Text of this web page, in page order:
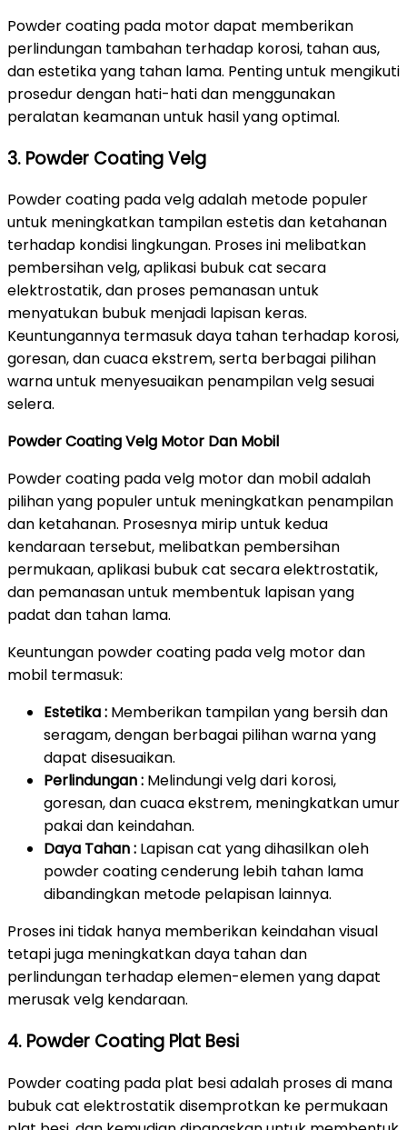
Powder coating pada motor dapat memberikan
perlindungan tambahan terhadap korosi, tahan aus,
dan estetika yang tahan lama. Penting untuk mengikuti
prosedur dengan hati-hati dan menggunakan
peralatan keamanan untuk hasil yang optimal.
3. Powder Coating Velg
Powder coating pada velg adalah metode populer
untuk meningkatkan tampilan estetis dan ketahanan
terhadap kondisi lingkungan. Proses ini melibatkan
pembersihan velg, aplikasi bubuk cat secara
elektrostatik, dan proses pemanasan untuk
menyatukan bubuk menjadi lapisan keras.
Keuntungannya termasuk daya tahan terhadap korosi,
goresan, dan cuaca ekstrem, serta berbagai pilihan
warna untuk menyesuaikan penampilan velg sesuai
selera.
Powder Coating Velg Motor Dan Mobil
Powder coating pada velg motor dan mobil adalah
pilihan yang populer untuk meningkatkan penampilan
dan ketahanan. Prosesnya mirip untuk kedua
kendaraan tersebut, melibatkan pembersihan
permukaan, aplikasi bubuk cat secara elektrostatik,
dan pemanasan untuk membentuk lapisan yang
padat dan tahan lama.
Keuntungan powder coating pada velg motor dan
mobil termasuk:
Estetika : Memberikan tampilan yang bersih dan
seragam, dengan berbagai pilihan warna yang
dapat disesuaikan.
Perlindungan : Melindungi velg dari korosi,
goresan, dan cuaca ekstrem, meningkatkan umur
pakai dan keindahan.
Daya Tahan : Lapisan cat yang dihasilkan oleh
powder coating cenderung lebih tahan lama
dibandingkan metode pelapisan lainnya.
Proses ini tidak hanya memberikan keindahan visual
tetapi juga meningkatkan daya tahan dan
perlindungan terhadap elemen-elemen yang dapat
merusak velg kendaraan.
4. Powder Coating Plat Besi
Powder coating pada plat besi adalah proses di mana
bubuk cat elektrostatik disemprotkan ke permukaan